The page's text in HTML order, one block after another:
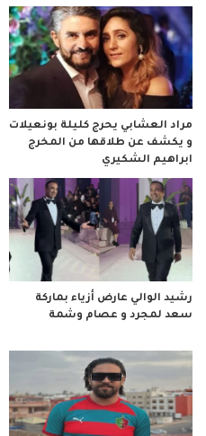
مراد العشابي يحرج كليلة بونعيلات
و يكشف عن طلاقها من المخرج
ابراهيم الشكيري
رشيد الوالي عارض أزياء بماركة
سعد لمجرد و عصام وشمة